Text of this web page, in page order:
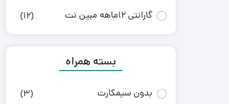
گارانتی 12ماهه مبین نت (12)
بسته همراه
بدون سیمکارت
(3)